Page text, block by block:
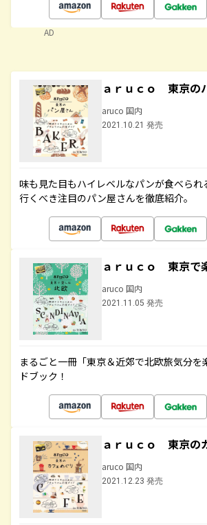
AD
ａｒｕｃｏ 東京の
aruco 国内
2021.10.21 発売
味も見た目もハイレベルなパンが食べられ
行くべき注目のパン屋さんを徹底紹介。
ａｒｕｃｏ 東京で
aruco 国内
2021.11.05 発売
まるごと一冊「東京＆近郊で北欧旅気分を
ドブック！
ａｒｕｃｏ 東京の
aruco 国内
2021.12.23 発売